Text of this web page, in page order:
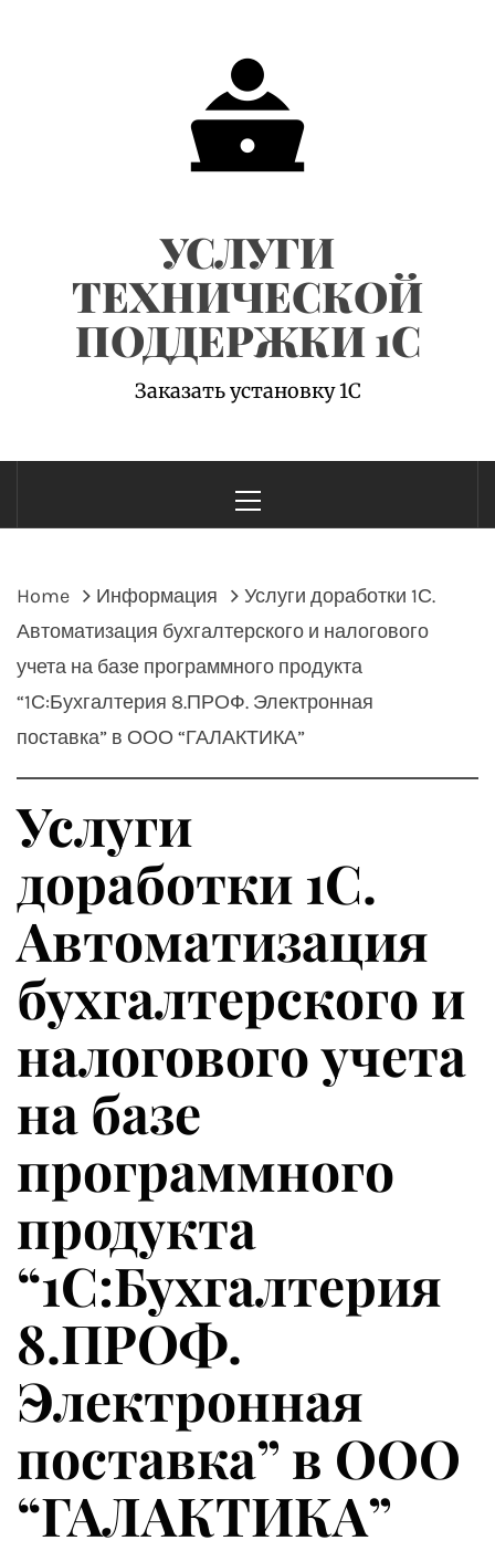
УСЛУГИ
ТЕХНИЧЕСКОЙ
ПОДДЕРЖКИ 1С
Заказать установку 1С
Menu
Home Информация
Услуги доработки 1С.
Автоматизация бухгалтерского и налогового
учета на базе программного продукта
“1С:Бухгалтерия 8.ПРОФ. Электронная
поставка” в ООО “ГАЛАКТИКА”
Услуги
доработки 1С.
Автоматизация
бухгалтерского и
налогового учета
на базе
программного
продукта
“1С:Бухгалтерия
8.ПРОФ.
Электронная
поставка” в ООО
“ГАЛАКТИКА”